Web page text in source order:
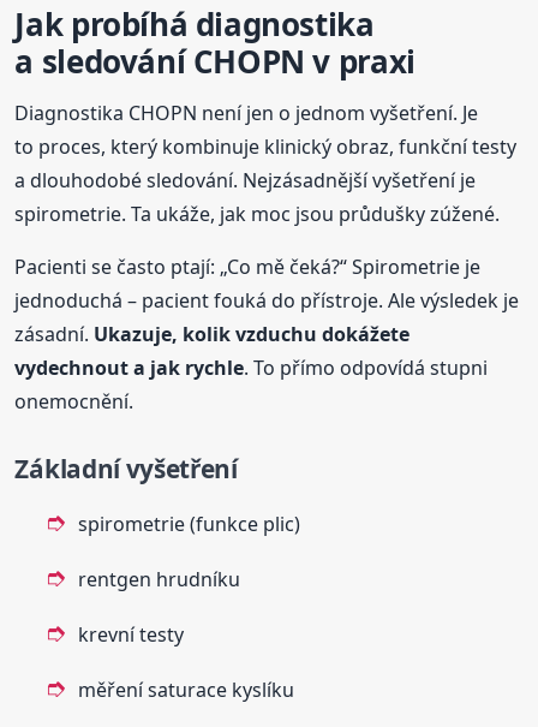
Jak probíhá diagnostika
a sledování CHOPN v praxi
Diagnostika CHOPN není jen o jednom vyšetření. Je
to proces, který kombinuje klinický obraz, funkční testy
a dlouhodobé sledování. Nejzásadnější vyšetření je
spirometrie. Ta ukáže, jak moc jsou průdušky zúžené.
Pacienti se často ptají: „Co mě čeká?“ Spirometrie je
jednoduchá – pacient fouká do přístroje. Ale výsledek je
zásadní. Ukazuje, kolik vzduchu dokážete
vydechnout a jak rychle. To přímo odpovídá stupni
onemocnění.
Základní vyšetření
spirometrie (funkce plic)
rentgen hrudníku
krevní testy
měření saturace kyslíku